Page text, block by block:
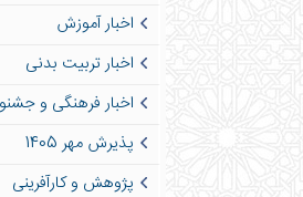
اخبار آموزش
اخبار تربیت بدنی
اخبار فرهنگی و
پذیرش مهر 1405
پژوهش و کارآفرینی